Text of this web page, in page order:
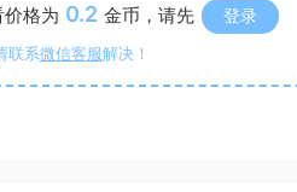
格为 0.2 金币，请先 登录
联系微信客服解决！